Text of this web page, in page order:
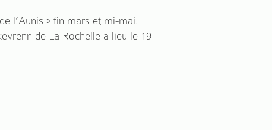
l’Aunis » fin mars et mi-mai.
de La Rochelle a lieu le 19